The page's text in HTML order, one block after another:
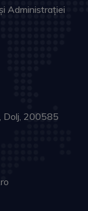
Administrației
Dolj, 200585